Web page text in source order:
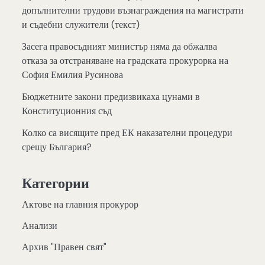
допълнителни трудови възнаграждения на магистрати
и съдебни служители (текст)
Засега правосъдният министър няма да обжалва
отказа за отстраняване на градската прокурорка на
София Емилия Русинова
Бюджетните закони предизвикаха цунами в
Конституционния съд
Колко са висящите пред ЕК наказателни процедури
срещу България?
Категории
Актове на главния прокурор
Анализи
Архив "Правен свят"